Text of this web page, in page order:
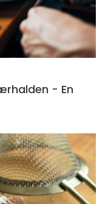
- En